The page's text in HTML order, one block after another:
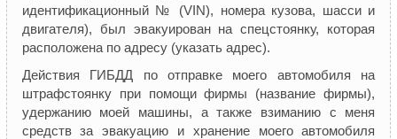
идентификационный № (VIN), номера кузова, шасси и
двигателя), был эвакуирован на спецстоянку, которая
расположена по адресу (указать адрес).
Действия ГИБДД по отправке моего автомобиля на
штрафстоянку при помощи фирмы (название фирмы),
удержанию моей машины, а также взиманию с меня
средств за эвакуацию и хранение моего автомобиля